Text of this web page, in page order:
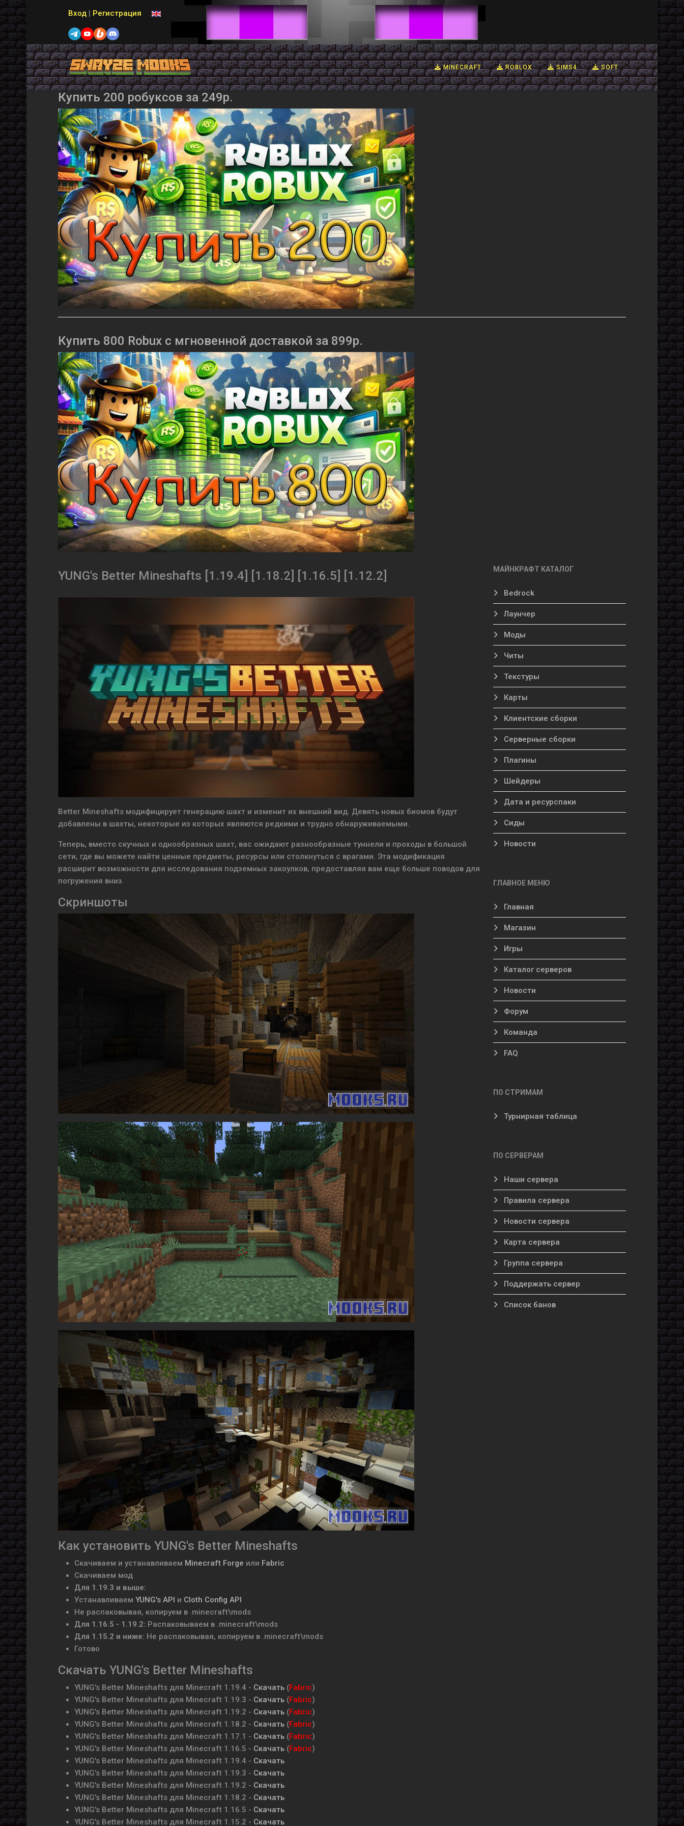
Вход | Регистрация Выберите язык
MINECRAFT ROBLOX SIMS4 SOFT
Купить 200 робуксов за 249р.
Купить 800 Robux с мгновенной доставкой за 899р.
YUNG's Better Mineshafts [1.19.4] [1.18.2] [1.16.5] [1.12.2]
Better Mineshafts модифицирует генерацию шахт и изменит их внешний вид. Девять новых биомов будут
добавлены в шахты, некоторые из которых являются редкими и трудно обнаруживаемыми.
Теперь, вместо скучных и однообразных шахт, вас ожидают разнообразные туннели и проходы в большой
сети, где вы можете найти ценные предметы, ресурсы или столкнуться с врагами. Эта модификация
расширит возможности для исследования подземных закоулков, предоставляя вам еще больше поводов для
погружения вниз.
Скриншоты
Как установить YUNG's Better Mineshafts
Скачиваем и устанавливаем Minecraft Forge или Fabric
Скачиваем мод
Для 1.19.3 и выше:
Устанавливаем YUNG's API и Cloth Config API
Не распаковывая, копируем в .minecraft\mods
Для 1.16.5 - 1.19.2: Распаковываем в .minecraft\mods
Для 1.15.2 и ниже: Не распаковывая, копируем в .minecraft\mods
Готово
Скачать YUNG's Better Mineshafts
YUNG's Better Mineshafts для Minecraft 1.19.4 - Скачать (Fabric)
YUNG's Better Mineshafts для Minecraft 1.19.3 - Скачать (Fabric)
YUNG's Better Mineshafts для Minecraft 1.19.2 - Скачать (Fabric)
YUNG's Better Mineshafts для Minecraft 1.18.2 - Скачать (Fabric)
YUNG's Better Mineshafts для Minecraft 1.17.1 - Скачать (Fabric)
YUNG's Better Mineshafts для Minecraft 1.16.5 - Скачать (Fabric)
YUNG's Better Mineshafts для Minecraft 1.19.4 - Скачать
YUNG's Better Mineshafts для Minecraft 1.19.3 - Скачать
YUNG's Better Mineshafts для Minecraft 1.19.2 - Скачать
YUNG's Better Mineshafts для Minecraft 1.18.2 - Скачать
YUNG's Better Mineshafts для Minecraft 1.16.5 - Скачать
YUNG's Better Mineshafts для Minecraft 1.15.2 - Скачать
МАЙНКРАФТ КАТАЛОГ
Bedrock
Лаунчер
Моды
Читы
Текстуры
Карты
Клиентские сборки
Серверные сборки
Плагины
Шейдеры
Дата и ресурспаки
Сиды
Новости
ГЛАВНОЕ МЕНЮ
Главная
Магазин
Игры
Каталог серверов
Новости
Форум
Команда
FAQ
ПО СТРИМАМ
Турнирная таблица
ПО СЕРВЕРАМ
Наши сервера
Правила сервера
Новости сервера
Карта сервера
Группа сервера
Поддержать сервер
Список банов